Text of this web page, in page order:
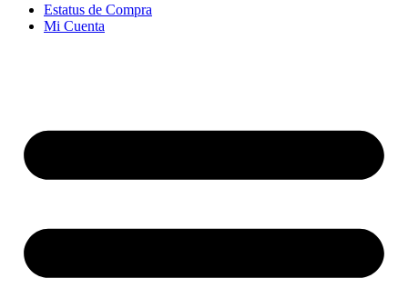
Estatus de Compra
Mi Cuenta